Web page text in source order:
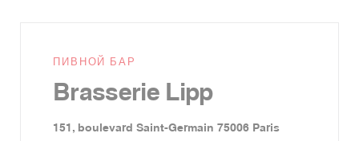
ПИВНОЙ БАР
Brasserie Lipp
151, boulevard Saint-Germain 75006 Paris